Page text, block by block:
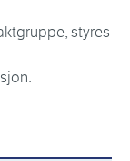
styres